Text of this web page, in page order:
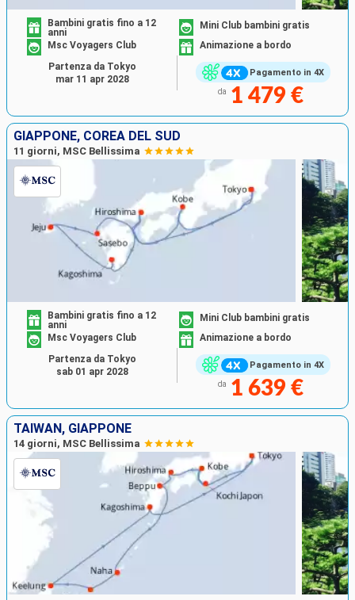
Pagamento in 4X
Bambini gratis fino a 12
anni
Mini Club bambini gratis
Msc Voyagers Club
Animazione a bordo
da 1 479 €
Partenza da Tokyo
mar 11 apr 2028
GIAPPONE, COREA DEL SUD
11 giorni, MSC Bellissima
Pagamento in 4X
Bambini gratis fino a 12
anni
Mini Club bambini gratis
Msc Voyagers Club
Animazione a bordo
da 1 639 €
Partenza da Tokyo
sab 01 apr 2028
TAIWAN, GIAPPONE
14 giorni, MSC Bellissima